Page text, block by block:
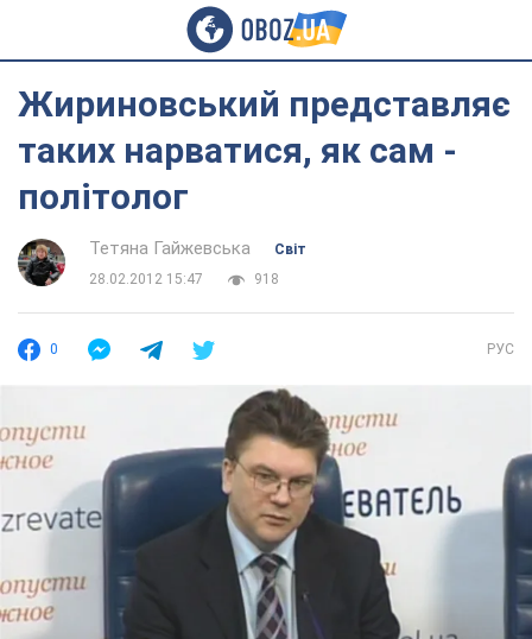
Жириновський представляє
таких нарватися, як сам -
політолог
Тетяна Гайжевська
Світ
28.02.2012 15:47
918
0 РУС